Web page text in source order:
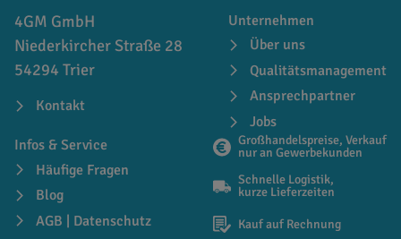
4GM GmbH
Niederkircher Straße 28
54294 Trier
Kontakt
Unternehmen
Über uns
Qualitätsmanagement
Ansprechpartner
Jobs
Infos & Service
Häufige Fragen
Blog
AGB | Datenschutz
Großhandelspreise, Verkauf
nur an Gewerbekunden
Schnelle Logistik,
kurze Lieferzeiten
Kauf auf Rechnung